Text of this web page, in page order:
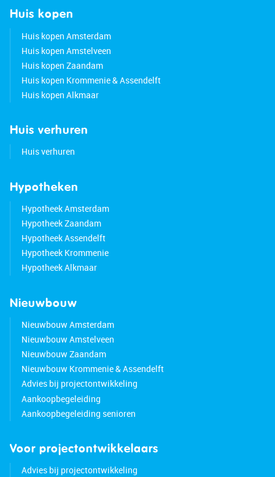
Huis kopen
Huis kopen Amsterdam
Huis kopen Amstelveen
Huis kopen Zaandam
Huis kopen Krommenie & Assendelft
Huis kopen Alkmaar
Huis verhuren
Huis verhuren
Hypotheken
Hypotheek Amsterdam
Hypotheek Zaandam
Hypotheek Assendelft
Hypotheek Krommenie
Hypotheek Alkmaar
Nieuwbouw
Nieuwbouw Amsterdam
Nieuwbouw Amstelveen
Nieuwbouw Zaandam
Nieuwbouw Krommenie & Assendelft
Advies bij projectontwikkeling
Aankoopbegeleiding
Aankoopbegeleiding senioren
Voor projectontwikkelaars
Advies bij projectontwikkeling